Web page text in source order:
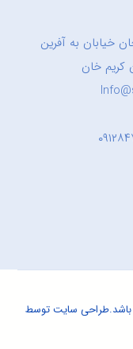
خیابان به آفرین
طراحی سایتتوسط